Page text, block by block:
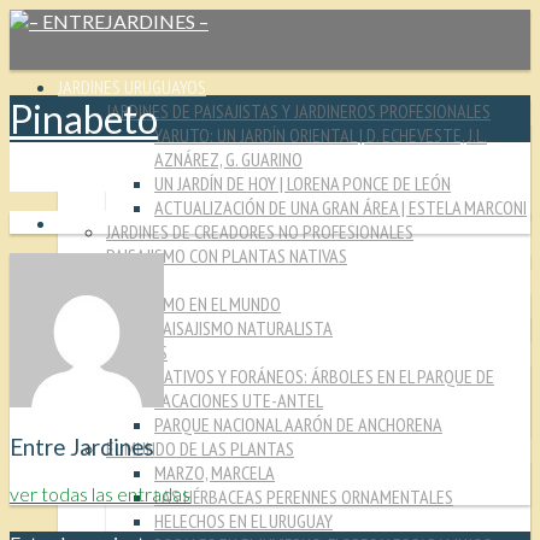
JARDINES URUGUAYOS
JARDINES DE PAISAJISTAS Y JARDINEROS PROFESIONALES
YARUTO: UN JARDÍN ORIENTAL | D. ECHEVESTE, J.L.
AZNÁREZ, G. GUARINO
UN JARDÍN DE HOY | LORENA PONCE DE LEÓN
ACTUALIZACIÓN DE UNA GRAN ÁREA | ESTELA MARCONI
JARDINES DE CREADORES NO PROFESIONALES
PAISAJISMO CON PLANTAS NATIVAS
PAISAJISMO EN EL MUNDO
PAISAJISMO NATURALISTA
MIRADAS
NATIVOS Y FORÁNEOS: ÁRBOLES EN EL PARQUE DE
VACACIONES UTE-ANTEL
PARQUE NACIONAL AARÓN DE ANCHORENA
EL MUNDO DE LAS PLANTAS
MARZO, MARCELA
LAS HÉRBACEAS PERENNES ORNAMENTALES
HELECHOS EN EL URUGUAY
Pinabeto
Entre Jardines
ver todas las entradas